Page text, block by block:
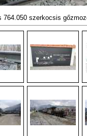
764.050 szerkocsis